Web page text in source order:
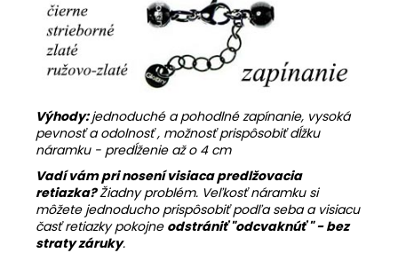
Výhody:jednoduché a pohodlné zapínanie, vysoká
pevnosť a odolnosť , možnosť prispôsobiť dĺžku
náramku - predĺženie až o 4 cm
Vadí vám pri nosení visiaca predlžovacia
retiazka?Žiadny problém. Veľkosť náramku si
môžete jednoducho prispôsobiť podľa seba a visiacu
časť retiazky pokojne odstrániť "odcvaknúť " - bez
straty záruky.